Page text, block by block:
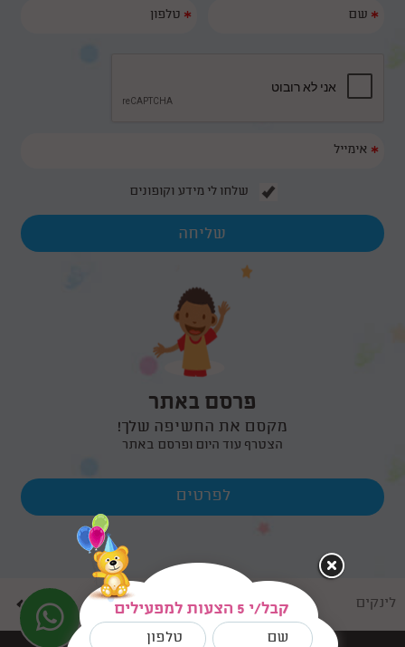
*
*
*
שלחו לי מידע וקופונים
פרסם באתר
מקסם את החשיפה שלך!
הצטרף עוד היום ופרסם באתר
לפרטים
לינקים קבל/י 5 הצעות למפעילים